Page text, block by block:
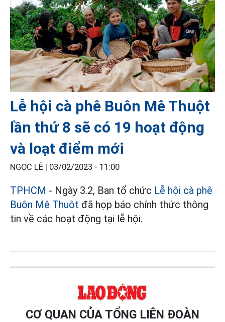
Lễ hội cà phê Buôn Mê Thuột
lần thứ 8 sẽ có 19 hoạt động
và loạt điểm mới
NGỌC LÊ | 03/02/2023 - 11:00
TPHCM - Ngày 3.2, Ban tổ chức Lễ hội cà phê
Buôn Mê Thuôt đã họp báo chính thức thông
tin về các hoạt động tại lễ hội.
CƠ QUAN CỦA TỔNG LIÊN ĐOÀN